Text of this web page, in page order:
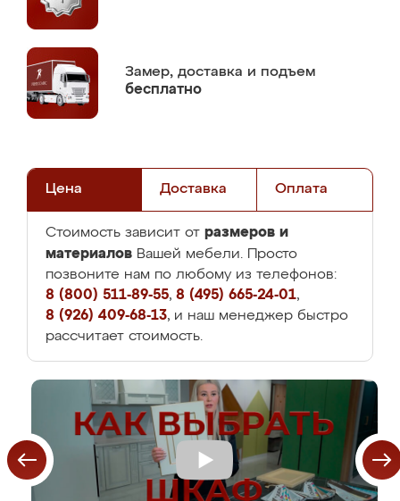
Замер, доставка и подъем
бесплатно
Цена Доставка Оплата
Стоимость зависит от размеров и
материалов Вашей мебели. Просто
позвоните нам по любому из телефонов:
8 (800) 511-89-55, 8 (495) 665-24-01,
8 (926) 409-68-13, и наш менеджер быстро
рассчитает стоимость.